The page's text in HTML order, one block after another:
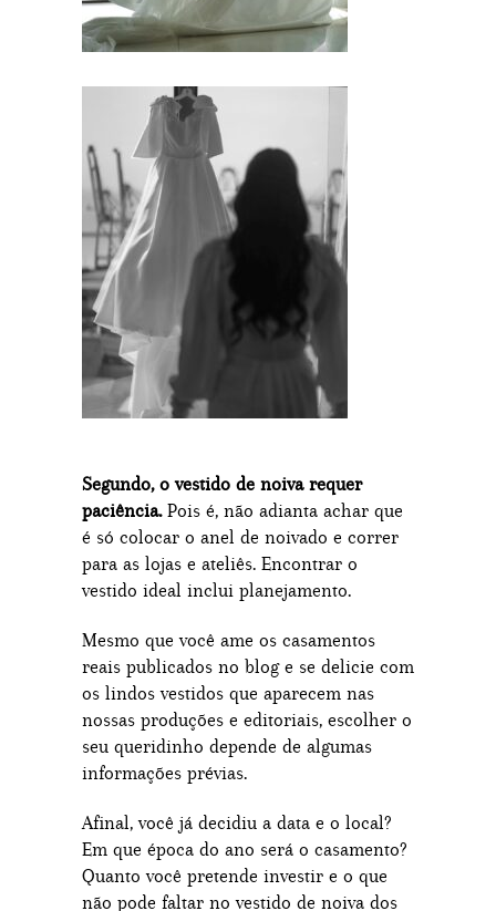
Segundo, o vestido de noiva requer
paciência.Pois é, não adianta achar que
é só colocar o anel de noivado e correr
para as lojas e ateliês. Encontrar o
vestido ideal inclui planejamento.
Mesmo que você ame os casamentos
reais publicados no blog e se delicie com
os lindos vestidos que aparecem nas
nossas produções e editoriais, escolher o
seu queridinho depende de algumas
informações prévias.
Afinal, você já decidiu a data e o local?
Em que época do ano será o casamento?
Quanto você pretende investir e o que
não pode faltar no vestido de noiva dos